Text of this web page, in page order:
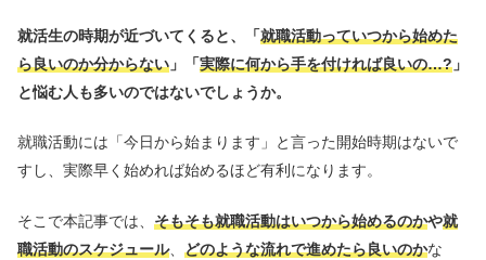
就活生の時期が近づいてくると、 「就職活動っていつから始めた
ら良いのか分からない 」「実際に何から手を付ければ良いの…? 」
と悩む人も多いのではないでしょうか。
就職活動には「今日から始まります」と言った開始時期はないで
すし、実際早く始めれば始めるほど有利になります。
そこで本記事では、 そもそも就職活動はいつから始めるのかや就
職活動のスケジュール、 どのような流れで進めたら良いのかな